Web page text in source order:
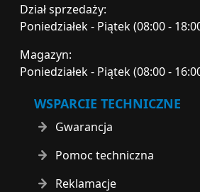
Dział sprzedaży:
Poniedziałek - Piątek (08:00 -
Magazyn:
Poniedziałek - Piątek (08:00 -
WSPARCIE TECHNICZNE
Gwarancja
Pomoc techniczna
Reklamacje